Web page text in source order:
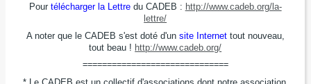
Pour télécharger la Lettredu CADEB : http://www.cadeb.org/la-
lettre/
A noter que le CADEB s'est doté d'un site Internettout nouveau,
tout beau ! http://www.cadeb.org/
==============================